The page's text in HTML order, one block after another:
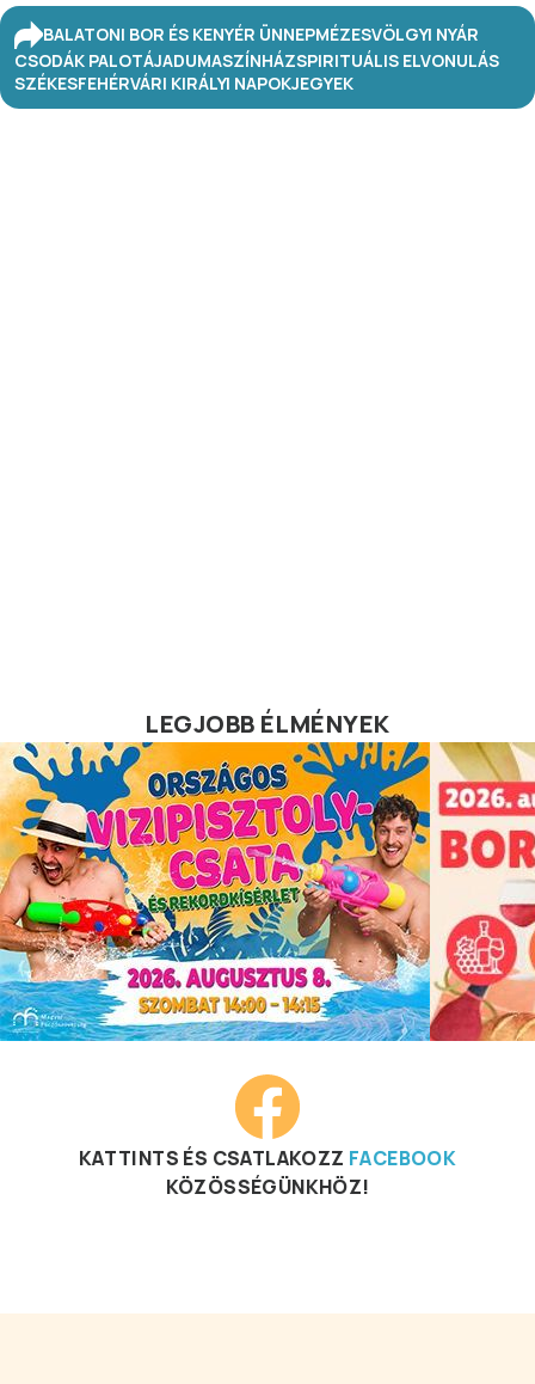
BALATONI BOR ÉS KENYÉR ÜNNEPMÉZESVÖLGYI NYÁR
CSODÁK PALOTÁJADUMASZÍNHÁZSPIRITUÁLIS ELVONULÁS
SZÉKESFEHÉRVÁRI KIRÁLYI NAPOKJEGYEK
LEGJOBB ÉLMÉNYEK
KATTINTS ÉS CSATLAKOZZ FACEBOOK
KÖZÖSSÉGÜNKHÖZ!